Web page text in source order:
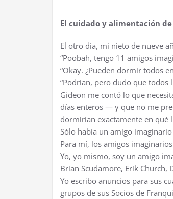
El cuidado y alimentación
El otro día, mi nieto de nueve
“Poobah, tengo 11 amigos
“Okay. ¿Pueden dormir todos
“Podrían, pero dudo que todos
Gideon me contó lo que
días enteros — y que no me
dormirían exactamente en qué
Sólo había un amigo
Para mí, los amigos
Yo, yo mismo, soy un amigo
Brian Scudamore, Erik Church,
Yo escribo anuncios para sus
grupos de sus Socios de